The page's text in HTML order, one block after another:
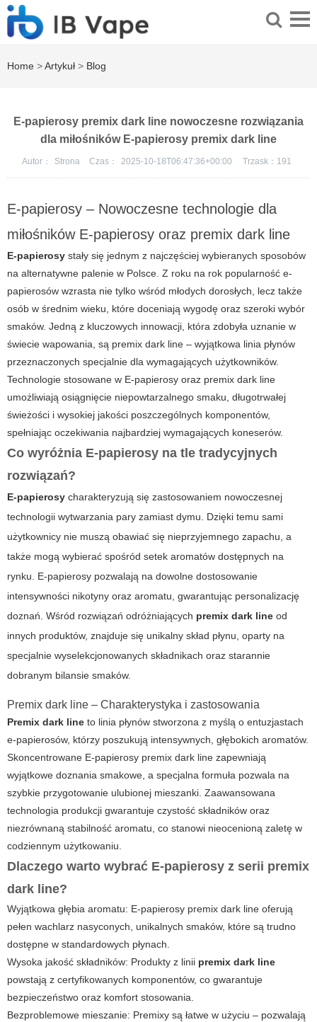
Home >Artykuł > Blog
E-papierosy premix dark line nowoczesne rozwiązania
dla miłośników E-papierosy premix dark line
Autor： Strona Czas： 2025-10-18T06:47:36+00:00 Trzask： 191
E-papierosy – Nowoczesne technologie dla
miłośników E-papierosy oraz premix dark line
E-papierosy stały się jednym z najczęściej wybieranych sposobów
na alternatywne palenie w Polsce. Z roku na rok popularność e-
papierosów wzrasta nie tylko wśród młodych dorosłych, lecz także
osób w średnim wieku, które doceniają wygodę oraz szeroki wybór
smaków. Jedną z kluczowych innowacji, która zdobyła uznanie w
świecie wapowania, są premix dark line – wyjątkowa linia płynów
przeznaczonych specjalnie dla wymagających użytkowników.
Technologie stosowane w E-papierosy oraz premix dark line
umożliwiają osiągnięcie niepowtarzalnego smaku, długotrwałej
świeżości i wysokiej jakości poszczególnych komponentów,
spełniając oczekiwania najbardziej wymagających koneserów.
Co wyróżnia E-papierosy na tle tradycyjnych
rozwiązań?
E-papierosy charakteryzują się zastosowaniem nowoczesnej
technologii wytwarzania pary zamiast dymu. Dzięki temu sami
użytkownicy nie muszą obawiać się nieprzyjemnego zapachu, a
także mogą wybierać spośród setek aromatów dostępnych na
rynku. E-papierosy pozwalają na dowolne dostosowanie
intensywności nikotyny oraz aromatu, gwarantując personalizację
doznań. Wśród rozwiązań odróżniających premix dark line od
innych produktów, znajduje się unikalny skład płynu, oparty na
specjalnie wyselekcjonowanych składnikach oraz starannie
dobranym bilansie smaków.
Premix dark line – Charakterystyka i zastosowania
Premix dark line to linia płynów stworzona z myślą o entuzjastach
e-papierosów, którzy poszukują intensywnych, głębokich aromatów.
Skoncentrowane E-papierosy premix dark line zapewniają
wyjątkowe doznania smakowe, a specjalna formuła pozwala na
szybkie przygotowanie ulubionej mieszanki. Zaawansowana
technologia produkcji gwarantuje czystość składników oraz
niezrównaną stabilność aromatu, co stanowi nieocenioną zaletę w
codziennym użytkowaniu.
Dlaczego warto wybrać E-papierosy z serii premix
dark line?
Wyjątkowa głębia aromatu: E-papierosy premix dark line oferują
pełen wachlarz nasyconych, unikalnych smaków, które są trudno
dostępne w standardowych płynach.
Wysoka jakość składników: Produkty z linii premix dark line
powstają z certyfikowanych komponentów, co gwarantuje
bezpieczeństwo oraz komfort stosowania.
Bezproblemowe mieszanie: Premixy są łatwe w użyciu – pozwalają